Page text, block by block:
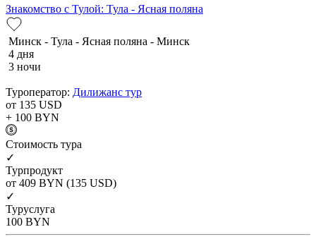
Знакомство с Тулой: Тула - Ясная поляна
Минск - Тула - Ясная поляна - Минск
4 дня
3 ночи
Туроператор: Дилижанс тур
от 135 USD
+ 100 BYN
Cтоимость тура
✓
Турпродукт
от 409 BYN (135 USD)
✓
Туруслуга
100 BYN